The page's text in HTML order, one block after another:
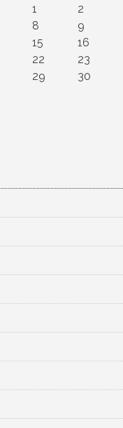
1
2
8
9
15
16
22
23
29
30